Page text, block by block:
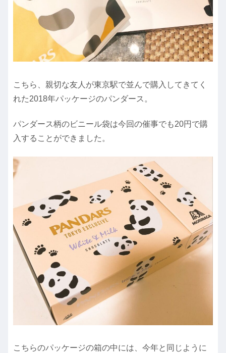
こちら、親切な友人が東京駅で並んで購入してきてく
れた2018年パッケージのパンダース。
パンダース柄のビニール袋は今回の催事でも20円で購
入することができました。
こちらのパッケージの箱の中には、今年と同じように